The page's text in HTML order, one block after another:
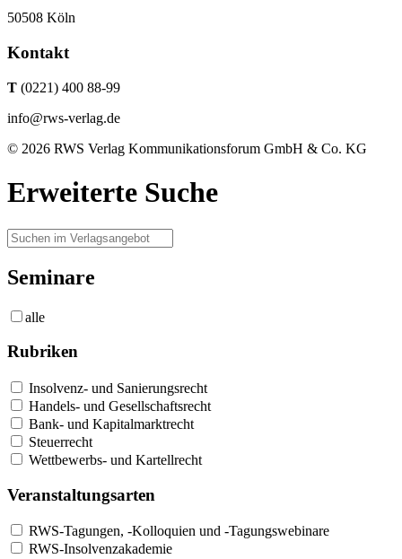
50508 Köln
Kontakt
T (0221) 400 88-99
info@rws-verlag.de
© 2026 RWS Verlag Kommunikationsforum GmbH & Co. KG
Erweiterte Suche
Seminare
alle
Rubriken
Insolvenz- und Sanierungsrecht
Handels- und Gesellschaftsrecht
Bank- und Kapitalmarktrecht
Steuerrecht
Wettbewerbs- und Kartellrecht
Veranstaltungsarten
RWS-Tagungen, -Kolloquien und -Tagungswebinare
RWS-Insolvenzakademie